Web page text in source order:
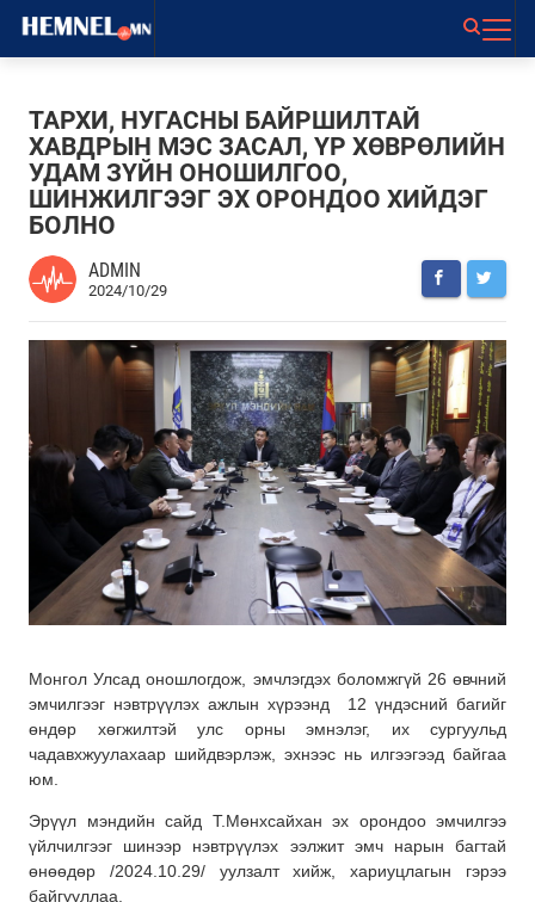
ТАРХИ, НУГАСНЫ БАЙРШИЛТАЙ
ХАВДРЫН МЭС ЗАСАЛ, ҮР ХӨВРӨЛИЙН
УДАМ ЗҮЙН ОНОШИЛГОО,
ШИНЖИЛГЭЭГ ЭХ ОРОНДОО ХИЙДЭГ
БОЛНО
ADMIN
2024/10/29
Монгол Улсад оношлогдож, эмчлэгдэх боломжгүй 26 өвчний
эмчилгээг нэвтрүүлэх ажлын хүрээнд 12 үндэсний багийг
өндөр хөгжилтэй улс орны эмнэлэг, их сургуульд
чадавхжуулахаар шийдвэрлэж, эхнээс нь илгээгээд байгаа
юм.
Эрүүл мэндийн сайд Т.Мөнхсайхан эх орондоо эмчилгээ
үйлчилгээг шинээр нэвтрүүлэх ээлжит эмч нарын багтай
өнөөдөр /2024.10.29/ уулзалт хийж, хариуцлагын гэрээ
байгууллаа.